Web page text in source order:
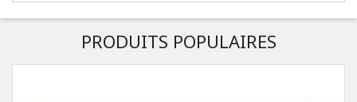
PRODUITS POPULAIRES